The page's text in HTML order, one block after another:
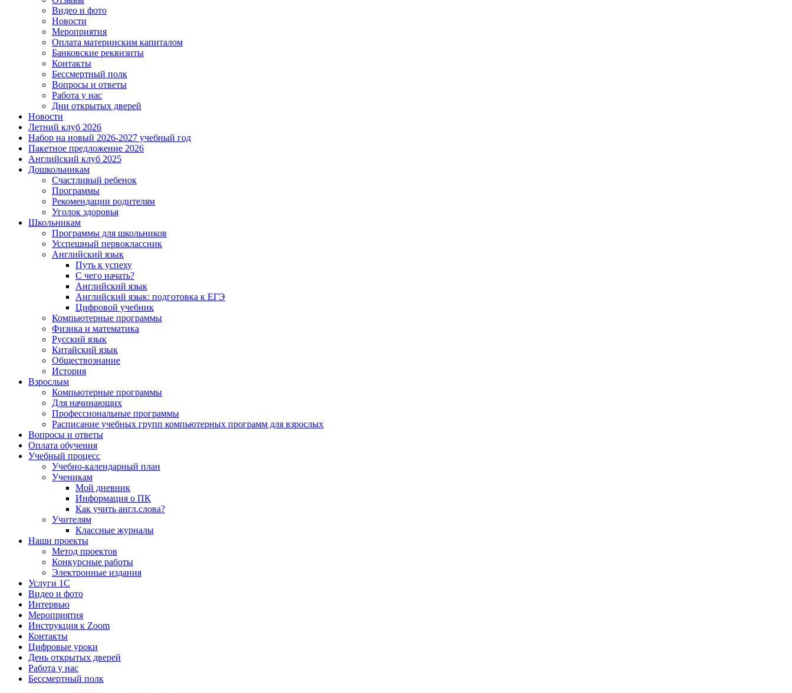
Видео и фото
Новости
Мероприятия
Оплата материнским капиталом
Банковские реквизиты
Контакты
Бессмертный полк
Вопросы и ответы
Работа у нас
Дни открытых дверей
Новости
Летний клуб 2026
Набор на новый 2026-2027 учебный год
Пакетное предложение 2026
Английский клуб 2025
Дошкольникам
Счастливый ребенок
Программы
Рекомендации родителям
Уголок здоровья
Школьникам
Программы для школьников
Усспешный первоклассник
Английский язык
Путь к успеху
С чего начать?
Английский язык
Английский язык: подготовка к ЕГЭ
Цифровой учебник
Компьютерные программы
Физика и математика
Русский язык
Китайский язык
Обществознание
История
Взрослым
Компьютерные программы
Для начинающих
Профессиональные программы
Расписание учебных групп компьютерных программ для взрослых
Вопросы и ответы
Оплата обучения
Учебный процесс
Учебно-календарный план
Ученикам
Мой дневник
Информация о ПК
Как учить англ.слова?
Учителям
Классные журналы
Наши проекты
Метод проектов
Конкурсные работы
Электронные издания
Услуги 1C
Видео и фото
Интервью
Мероприятия
Инструкция к Zoom
Контакты
Цифровые уроки
День открытых дверей
Работа у нас
Бессмертный полк